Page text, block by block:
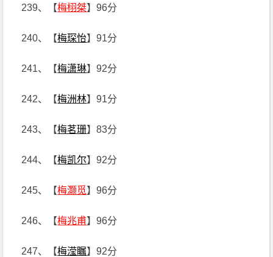
239、【梅栩桀】96分
240、【梅琛怡】91分
241、【梅潇琳】92分
242、【梅洲林】91分
243、【梅茗珊】83分
244、【梅凯尔】92分
245、【梅灏觅】96分
246、【梅兆甫】96分
247、【梅滢瞩】92分